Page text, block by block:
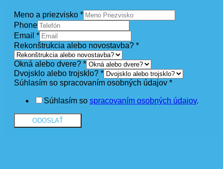
Meno a priezvisko *
Phone
Email *
Rekonštrukcia alebo novostavba? *
Okná alebo dvere? *
Dvojsklo alebo trojsklo? *
Súhlasím so spracovaním osobných údajov *
Súhlasím so spracovaním osobných údajov.
ODOSLAŤ